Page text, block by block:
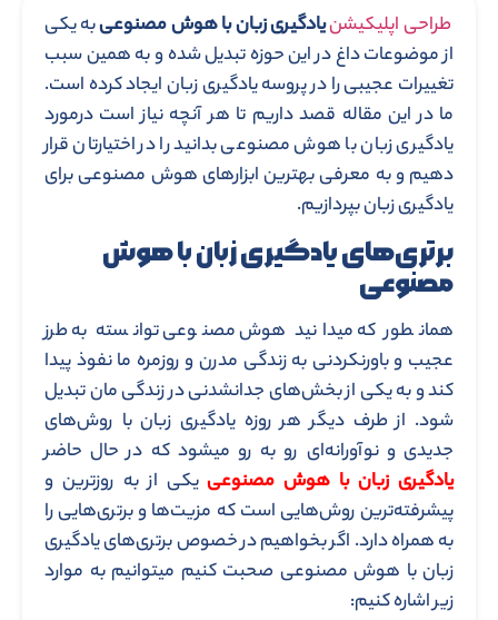
طراحی اپلیکیشنیادگیری زبان با هوش مصنوعیبه یکی
از موضوعات داغ در این حوزه تبدیل شده و به همین سبب
تغییرات عجیبی را در پروسه یادگیری زبان ایجاد کرده است.
ما در این مقاله قصد داریم تا هر آنچه نیاز است درمورد
یادگیری زبان با هوش مصنوعی بدانید را در اختیارتان قرار
دهیم و به معرفی بهترین ابزارهای هوش مصنوعی برای
یادگیری زبان بپردازیم.
برتری‌های یادگیری زبان با هوش
مصنوعی
همانطور که میدانید هوش مصنوعی توانسته به طرز
عجیب و باورنکردنی به زندگی مدرن و روزمره ما نفوذ پیدا
کند و به یکی از بخش‌های جدانشدنی در زندگی مان تبدیل
شود. از طرف دیگر هر روزه یادگیری زبان با روش‌‌های
جدیدی و نوآورانه‌ای رو به رو میشود که در حال حاضر
یادگیری زبان با هوش مصنوعی یکی از به روزترین و
پیشرفته‌ترین روش‌هایی است که مزیت‌ها و برتری‌هایی را
به همراه دارد. اگر بخواهیم در خصوص برتری‌های یادگیری
زبان با هوش مصنوعی صحبت کنیم میتوانیم به موارد
زیر اشاره کنیم: